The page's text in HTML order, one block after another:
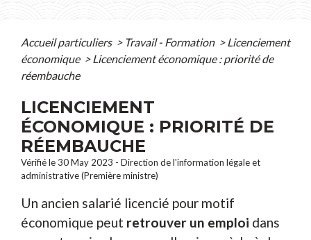
Accueil particuliers > Travail - Formation > Licenciement
économique > Licenciement économique : priorité de
réembauche
LICENCIEMENT
ÉCONOMIQUE : PRIORITÉ DE
RÉEMBAUCHE
Vérifié le 30 May 2023 - Direction de l'information légale et
administrative (Première ministre)
Un ancien salarié licencié pour motif
économique peut retrouver un emploi dans